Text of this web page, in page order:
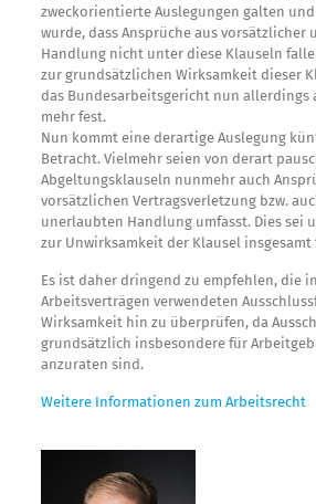
zweckorientierte Auslegungen galten
wurde, dass Ansprüche aus vorsätzlicher
Handlung nicht unter diese Klauseln
zur grundsätzlichen Wirksamkeit dieser
das Bundesarbeitsgericht nun
mehr fest.
Nun kommt eine derartige Auslegung
Betracht. Vielmehr seien von derart
Abgeltungsklauseln nunmehr auch
vorsätzlichen Vertragsverletzung bzw.
unerlaubten Handlung umfasst. Dies sei
zur Unwirksamkeit der Klausel
Es ist daher dringend zu empfehlen, die
Arbeitsverträgen verwendeten
Wirksamkeit hin zu überprüfen, da
grundsätzlich insbesondere für
anzuraten sind.
Weitere Informationen zum Arbeitsrecht